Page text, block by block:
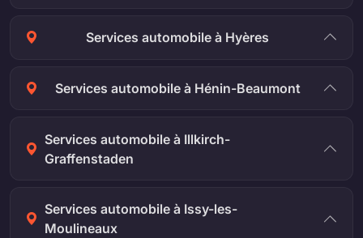
Services automobile à Hyères
Services automobile à Hénin-Beaumont
Services automobile à Illkirch-
Graffenstaden
Services automobile à Issy-les-
Moulineaux